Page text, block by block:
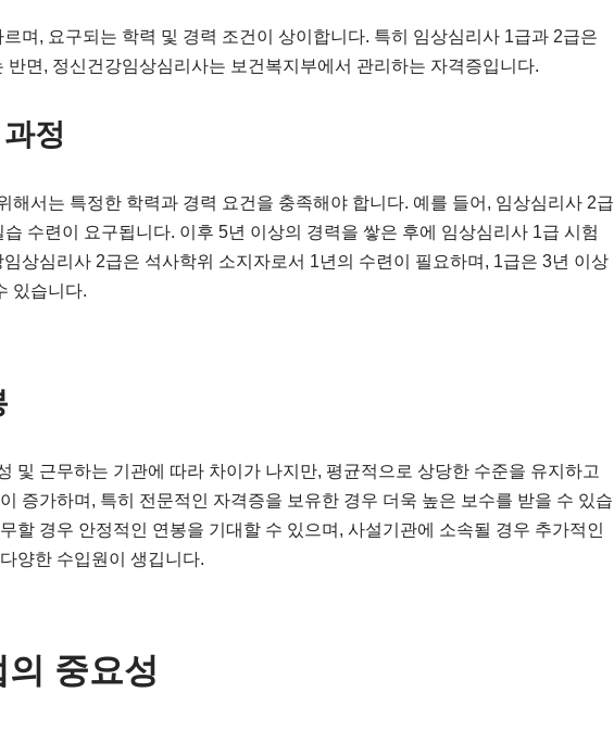
며, 요구되는 학력 및 경력 조건이 상이합니다. 특히 임상심리사 1급과 2급은
면, 정신건강임상심리사는 보건복지부에서 관리하는 자격증입니다.
정
해서는 특정한 학력과 경력 요건을 충족해야 합니다. 예를 들어, 임상심리사 2급
수련이 요구됩니다. 이후 5년 이상의 경력을 쌓은 후에 임상심리사 1급 시험
상심리사 2급은 석사학위 소지자로서 1년의 수련이 필요하며, 1급은 3년 이상
있습니다.
및 근무하는 기관에 따라 차이가 나지만, 평균적으로 상당한 수준을 유지하고
증가하며, 특히 전문적인 자격증을 보유한 경우 더욱 높은 보수를 받을 수 있습
할 경우 안정적인 연봉을 기대할 수 있으며, 사설기관에 소속될 경우 추가적인
양한 수입원이 생깁니다.
중요성